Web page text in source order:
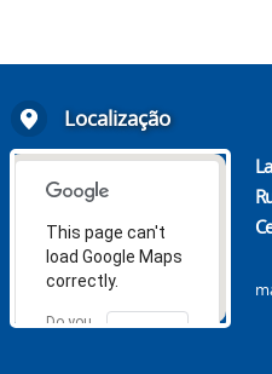
Localização
This page can't
load Google Maps
correctly.
Do you
OK